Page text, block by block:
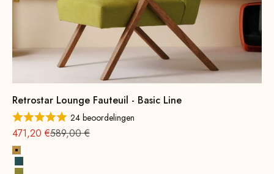
Retrostar Lounge Fauteuil - Basic Line
24 beoordelingen
Aanbieding vanaf
471,20 €Normale
589,00 €
Geel
Petrol